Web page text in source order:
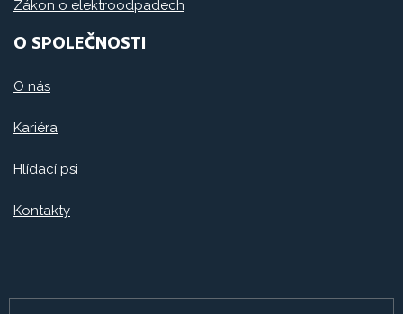
Zákon o elektroodpadech
O SPOLEČNOSTI
O nás
Kariéra
Hlídací psi
Kontakty